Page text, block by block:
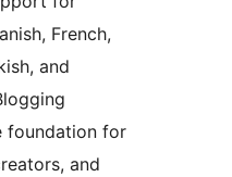
French,
and
foundation for
and